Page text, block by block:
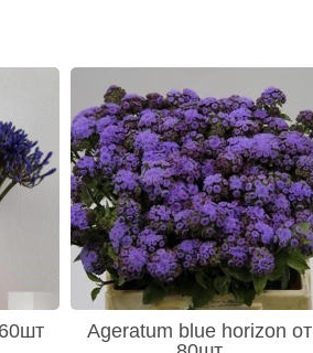
Ageratum blue horizon от